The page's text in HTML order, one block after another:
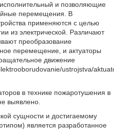
и позволяющие
перемещения. В
применяются с целью
из электрической. Различают
преобразование
перемещение, и актуаторы
движение
ustrojstva/
в технике пожаротушения в
выявлено.
сущности и достигаемому
является разработанное